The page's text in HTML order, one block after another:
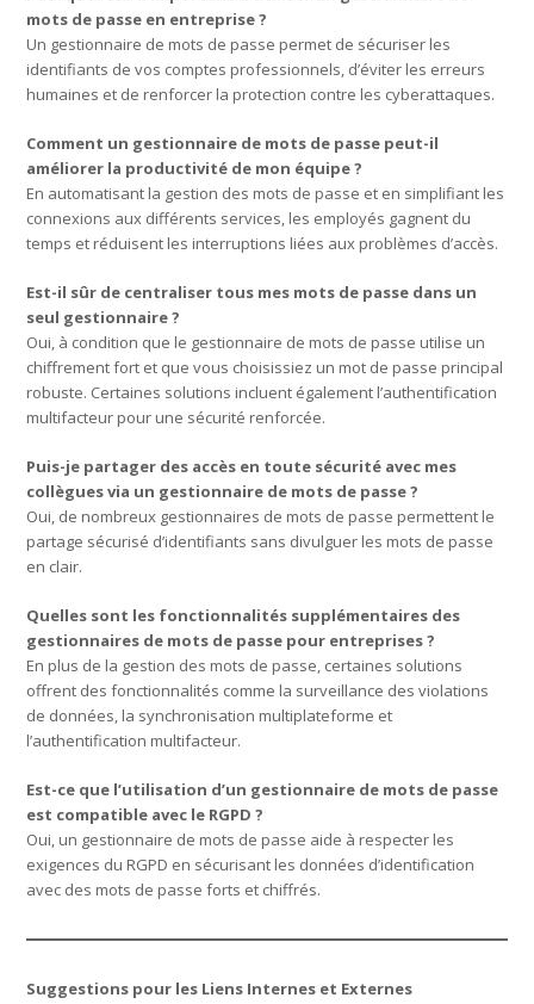
mots de passe en entreprise ?
Un gestionnaire de mots de passe permet de sécuriser les
identifiants de vos comptes professionnels, d’éviter les erreurs
humaines et de renforcer la protection contre les cyberattaques.
Comment un gestionnaire de mots de passe peut-il
améliorer la productivité de mon équipe ?
En automatisant la gestion des mots de passe et en simplifiant les
connexions aux différents services, les employés gagnent du
temps et réduisent les interruptions liées aux problèmes d’accès.
Est-il sûr de centraliser tous mes mots de passe dans un
seul gestionnaire ?
Oui, à condition que le gestionnaire de mots de passe utilise un
chiffrement fort et que vous choisissiez un mot de passe principal
robuste. Certaines solutions incluent également l’authentification
multifacteur pour une sécurité renforcée.
Puis-je partager des accès en toute sécurité avec mes
collègues via un gestionnaire de mots de passe ?
Oui, de nombreux gestionnaires de mots de passe permettent le
partage sécurisé d’identifiants sans divulguer les mots de passe
en clair.
Quelles sont les fonctionnalités supplémentaires des
gestionnaires de mots de passe pour entreprises ?
En plus de la gestion des mots de passe, certaines solutions
offrent des fonctionnalités comme la surveillance des violations
de données, la synchronisation multiplateforme et
l’authentification multifacteur.
Est-ce que l’utilisation d’un gestionnaire de mots de passe
est compatible avec le RGPD ?
Oui, un gestionnaire de mots de passe aide à respecter les
exigences du RGPD en sécurisant les données d’identification
avec des mots de passe forts et chiffrés.
Suggestions pour les Liens Internes et Externes